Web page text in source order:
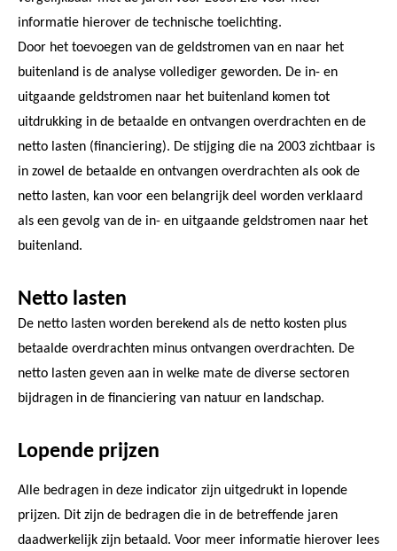
informatie hierover de technische toelichting.
Door het toevoegen van de geldstromen van en naar het
buitenland is de analyse vollediger geworden. De in- en
uitgaande geldstromen naar het buitenland komen tot
uitdrukking in de betaalde en ontvangen overdrachten en de
netto lasten (financiering). De stijging die na 2003 zichtbaar is
in zowel de betaalde en ontvangen overdrachten als ook de
netto lasten, kan voor een belangrijk deel worden verklaard
als een gevolg van de in- en uitgaande geldstromen naar het
buitenland.
Netto lasten
De netto lasten worden berekend als de netto kosten plus
betaalde overdrachten minus ontvangen overdrachten. De
netto lasten geven aan in welke mate de diverse sectoren
bijdragen in de financiering van natuur en landschap.
Lopende prijzen
Alle bedragen in deze indicator zijn uitgedrukt in lopende
prijzen. Dit zijn de bedragen die in de betreffende jaren
daadwerkelijk zijn betaald. Voor meer informatie hierover lees